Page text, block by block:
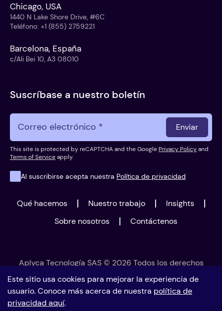
Chicago, USA
1440 N Lake Shore Drive, #6C
Teléfono: +1 (855) 2759221
Barcelona, España
c/Ali Bei 10, A3 08010
Suscríbase a nuestro boletín
Enviar
This site is protected by reCAPTCHA and the GooglePrivacy Policyand
Terms of Serviceapply.
Al suscribirse acepta nuestra Política de privacidad
Qué hacemos Nuestro trabajo
Insights
Sobre nosotros
Contáctenos
Aplyca Tecnología SAS © 2026 Todos los derechos
reservados
Este sitio usa cookies para mejorar la experiencia de
usuario. Conoce más acerca de nuestra política de
privacidad aquí.